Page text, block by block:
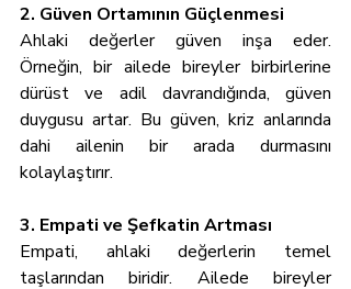
2. Güven Ortamının Güçlenmesi
Ahlaki değerler güven inşa eder.
Örneğin, bir ailede bireyler birbirlerine
dürüst ve adil davrandığında, güven
duygusu artar. Bu güven, kriz anlarında
dahi ailenin bir arada durmasını
kolaylaştırır.
3. Empati ve Şefkatin Artması
Empati, ahlaki değerlerin temel
taşlarından biridir. Ailede bireyler